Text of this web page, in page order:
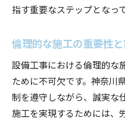
指す重要なステップとなっ
倫理的な施工の重要性
設備工事における倫理的な
ために不可欠です。神奈川
制を遵守しながら、誠実な
施工を実現するためには、